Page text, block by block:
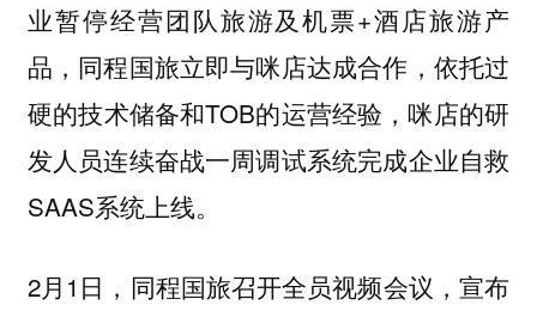
业暂停经营团队旅游及机票+酒店旅游产
品，同程国旅立即与咪店达成合作，依托过
硬的技术储备和TOB的运营经验，咪店的研
发人员连续奋战一周调试系统完成企业自救
SAAS系统上线。
2月1日，同程国旅召开全员视频会议，宣布